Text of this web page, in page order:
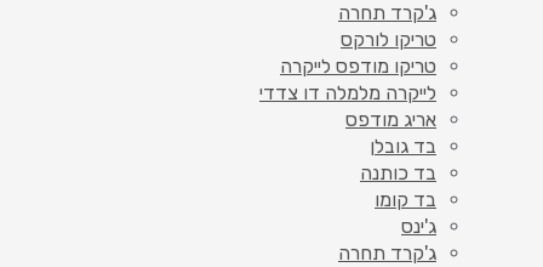
ג'קרד תחרה
טריקו לורקס
טריקו מודפס לייקרה
לייקרה מלמלה דו צדדי
אריג מודפס
בד גובלן
בד כותנה
בד קומו
ג'ינס
ג'קרד תחרה